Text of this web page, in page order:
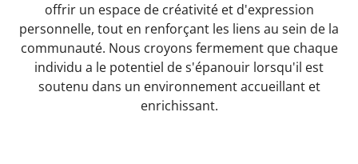
offrir un espace de créativité et d'expression
personnelle, tout en renforçant les liens au sein de la
communauté. Nous croyons fermement que chaque
individu a le potentiel de s'épanouir lorsqu'il est
soutenu dans un environnement accueillant et
enrichissant.